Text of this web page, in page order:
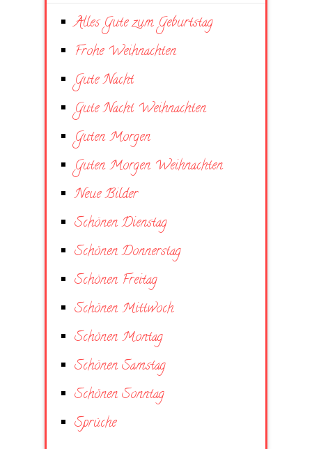
Alles Gute zum Geburtstag
Frohe Weihnachten
Gute Nacht
Gute Nacht Weihnachten
Guten Morgen
Guten Morgen Weihnachten
Neue Bilder
Schönen Dienstag
Schönen Donnerstag
Schönen Freitag
Schönen Mittwoch
Schönen Montag
Schönen Samstag
Schönen Sonntag
Sprüche